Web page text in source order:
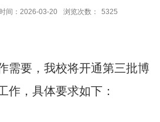
间：2026-03-20 浏览次数： 5325
需要，我校将开通第三批博
作，具体要求如下：